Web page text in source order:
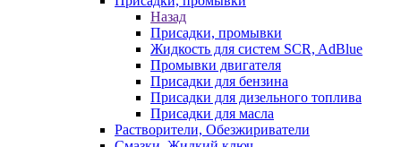
Назад
Присадки, промывки
Жидкость для систем SCR, AdBlue
Промывки двигателя
Присадки для бензина
Присадки для дизельного топлива
Присадки для масла
Растворители, Обезжириватели